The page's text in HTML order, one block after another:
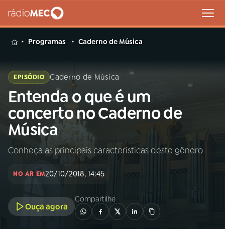
MENU
Buscar
na
Rádio
MEC
Buscar
Início AO VIVO
02A RÁDIO
Programas Caderno de Música
EPISÓDIO Caderno de Música
Entenda o que é um
concerto no Caderno de
Música
Conheça as principais características deste gênero
NO AR EM20/10/2018, 14:45
Ouça agora
Compartilhe